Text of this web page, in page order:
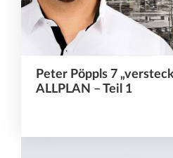
Peter Pöppls 7
ALLPLAN – Teil 1